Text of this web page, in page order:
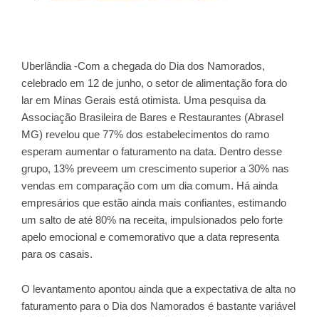
Uberlândia -Com a chegada do Dia dos Namorados,
celebrado em 12 de junho, o setor de alimentação fora do
lar em Minas Gerais está otimista. Uma pesquisa da
Associação Brasileira de Bares e Restaurantes (Abrasel
MG) revelou que 77% dos estabelecimentos do ramo
esperam aumentar o faturamento na data. Dentro desse
grupo, 13% preveem um crescimento superior a 30% nas
vendas em comparação com um dia comum. Há ainda
empresários que estão ainda mais confiantes, estimando
um salto de até 80% na receita, impulsionados pelo forte
apelo emocional e comemorativo que a data representa
para os casais.
O levantamento apontou ainda que a expectativa de alta no
faturamento para o Dia dos Namorados é bastante variável